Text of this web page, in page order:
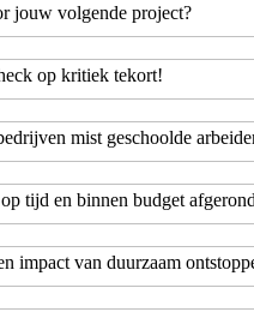
jouw volgende project?
op kritiek tekort!
mist geschoolde
tijd en binnen budget afgerond
impact van duurzaam